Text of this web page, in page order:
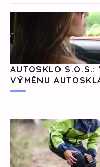
AUTOSKLO S.O.S.:
VÝMĚNU